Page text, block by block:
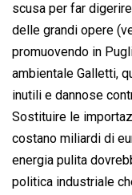
scusa per far
delle grandi opere
promuovendo in
ambientale Galletti,
inutili e dannose
Sostituire le
costano miliardi di
energia pulita
politica industriale